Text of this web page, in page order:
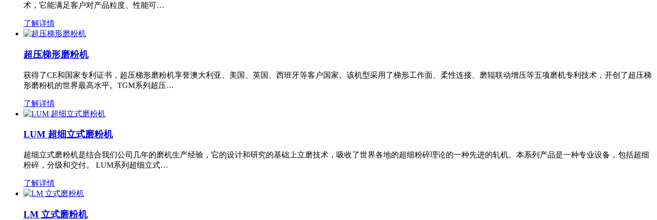
术，它能满足客户对产品粒度、性能可…
了解详情
超压梯形磨粉机
获得了CE和国家专利证书，超压梯形磨粉机享誉澳大利亚、美国、英国、西班牙等客户国家。该机型采用了梯形工作面、柔性连接、磨辊联动增压等五项磨机专利技术，开创了超压梯
形磨粉机的世界最高水平。TGM系列超压…
了解详情
LUM 超细立式磨粉机
超细立式磨粉机是结合我们公司几年的磨机生产经验，它的设计和研究的基础上立磨技术，吸收了世界各地的超细粉碎理论的一种先进的轧机。本系列产品是一种专业设备，包括超细
粉碎，分级和交付。 LUM系列超细立式…
了解详情
LM 立式磨粉机